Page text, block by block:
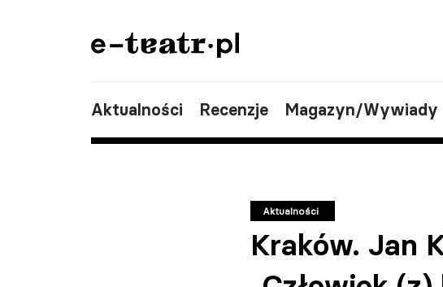
Aktualności Recenzje Magazyn/Wywiady
Aktualności
Kraków. Jan